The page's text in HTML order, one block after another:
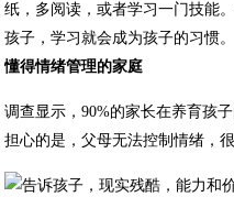
纸，多阅读，或者学习一门技能
孩子，学习就会成为孩子的习惯。
懂得情绪管理的家庭
调查显示，90%的家长在养育孩
担心的是，父母无法控制情绪，